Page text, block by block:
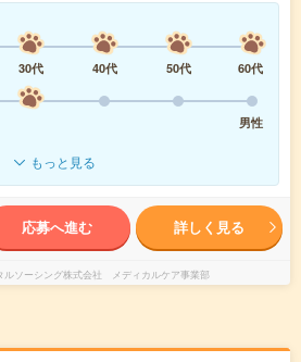
30代 40代 50代
60代
男性
もっと見る
応募へ進む 詳しく見る
ルソーシング株式会社 メディカルケア事業部